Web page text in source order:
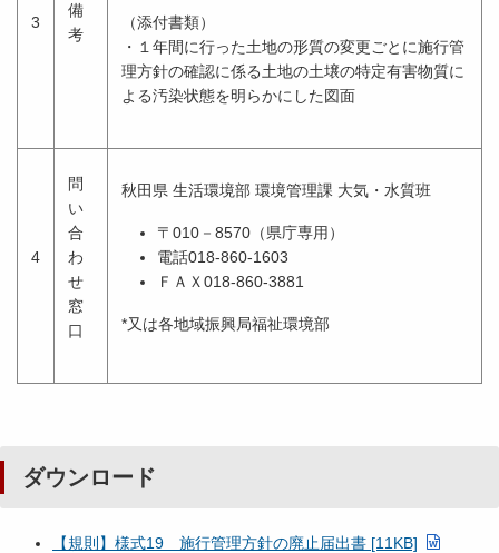
3
備
考
（添付書類）
・１年間に行った土地の形質の変更ごとに施行管
理方針の確認に係る土地の土壌の特定有害物質に
よる汚染状態を明らかにした図面
4
問
い
合
わ
せ
窓
口
秋田県 生活環境部 環境管理課 大気・水質班
〒010－8570（県庁専用）
電話018-860-1603
ＦＡＸ018-860-3881
*又は各地域振興局福祉環境部
ダウンロード
【規則】様式19 施行管理方針の廃止届出書 [11KB]